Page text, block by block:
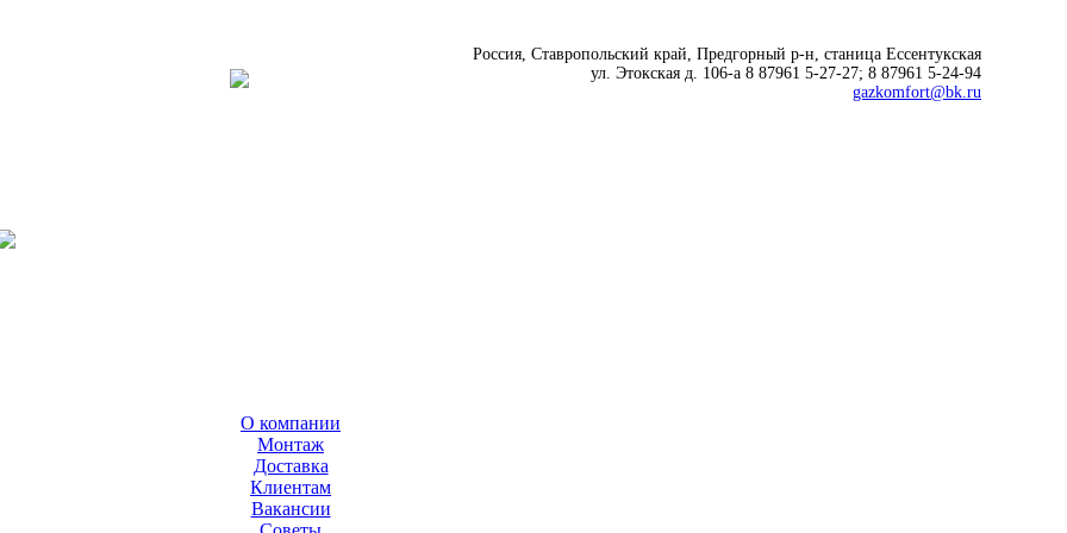
Россия, Ставропольский край, Предгорный р-н, cтаница Ессентукская
ул. Этокская д. 106-а 8 87961 5-27-27; 8 87961 5-24-94
gazkomfort@bk.ru
О компании
Монтаж
Доставка
Клиентам
Вакансии